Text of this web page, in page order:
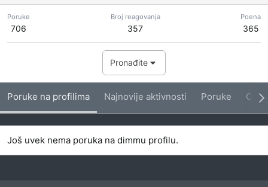
Poruke
706
Broj reagovanja
357
Poena
365
Pronađite
Poruke na profilima Najnovije aktivnosti Poruke O
Još uvek nema poruka na dimmu profilu.